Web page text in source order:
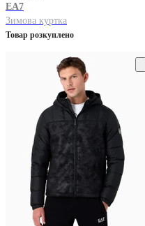
EA7
Зимова куртка
Товар розкуплено